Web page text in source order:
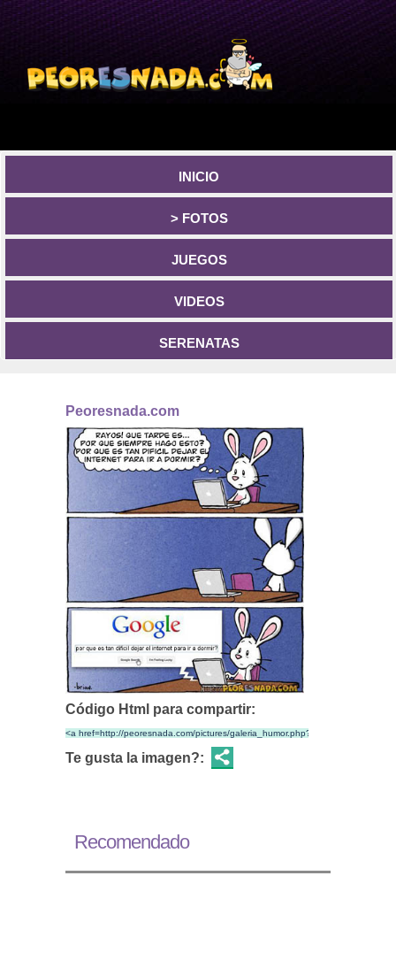
INICIO
> FOTOS
JUEGOS
VIDEOS
SERENATAS
Peoresnada.com
Código Html para compartir:
Te gusta la imagen?:
Recomendado